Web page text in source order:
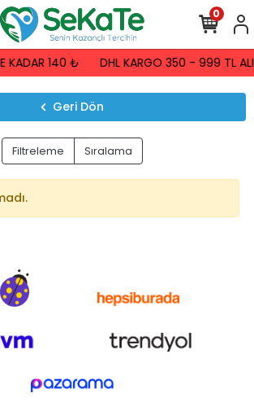
KADAR 140 ₺ DHL KARGO 350 - 999 TL
0
Geri Dön
Filtreleme Sıralama